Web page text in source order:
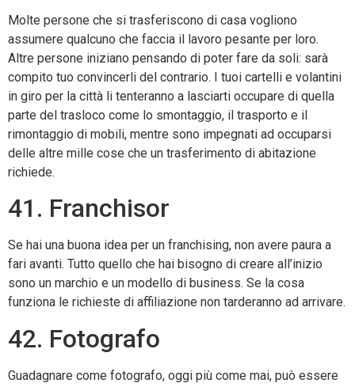
Molte persone che si trasferiscono di casa vogliono
assumere qualcuno che faccia il lavoro pesante per loro.
Altre persone iniziano pensando di poter fare da soli: sarà
compito tuo convincerli del contrario. I tuoi cartelli e volantini
in giro per la città li tenteranno a lasciarti occupare di quella
parte del trasloco come lo smontaggio, il trasporto e il
rimontaggio di mobili, mentre sono impegnati ad occuparsi
delle altre mille cose che un trasferimento di abitazione
richiede.
41. Franchisor
Se hai una buona idea per un franchising, non avere paura a
fari avanti. Tutto quello che hai bisogno di creare all’inizio
sono un marchio e un modello di business. Se la cosa
funziona le richieste di affiliazione non tarderanno ad arrivare.
42. Fotografo
Guadagnare come fotografo, oggi più come mai, può essere